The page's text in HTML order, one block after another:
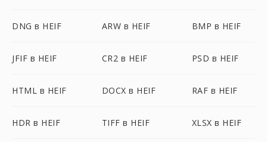
DNG в HEIF ARW в HEIF BMP в HEIF
JFIF в HEIF CR2 в HEIF PSD в HEIF
HTML в HEIF DOCX в HEIF RAF в HEIF
HDR в HEIF TIFF в HEIF XLSX в HEIF